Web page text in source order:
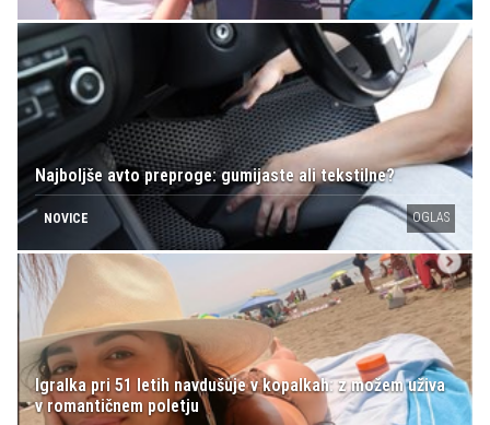
Najboljše avto preproge: gumijaste ali tekstilne?
NOVICE OGLAS
Igralka pri 51 letih navdušuje v kopalkah: z možem uživa
v romantičnem poletju